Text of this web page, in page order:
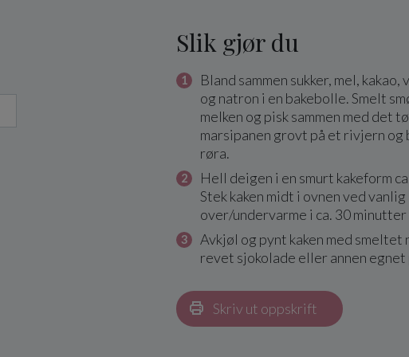
Slik gjør du
Bland sammen sukker, mel, kakao,
og natron i en bakebolle. Smelt
melken og pisk sammen med det
marsipanen grovt på et rivjern og
røra.
Hell deigen i en smurt kakeform
Stek kaken midt i ovnen ved vanlig
over/undervarme i ca. 30 minutter
Avkjøl og pynt kaken med smeltet
revet sjokolade eller annen egnet
Skriv ut oppskrift